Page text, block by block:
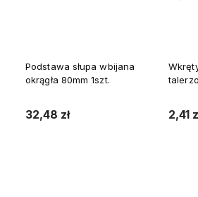
Podstawa słupa wbijana
okrągła 80mm 1szt.
32,48 zł 2,41